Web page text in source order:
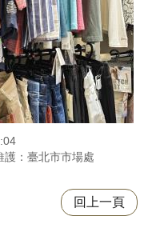
護：臺北市市場處
回上一頁